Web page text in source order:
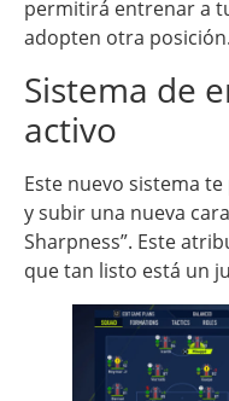
permitirá entrenar a
adopten otra posición.
Sistema de
activo
Este nuevo sistema
y subir una nueva
Sharpness”. Este
que tan listo está un